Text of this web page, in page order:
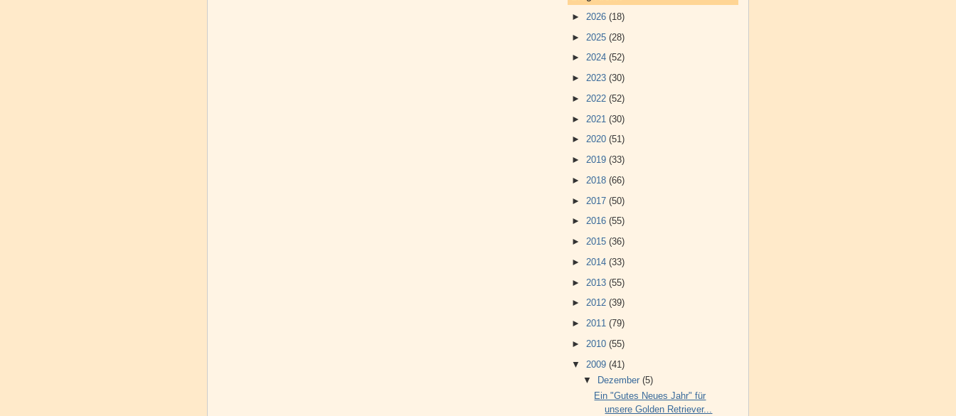
► 2026 (18)
► 2025 (28)
► 2024 (52)
► 2023 (30)
► 2022 (52)
► 2021 (30)
► 2020 (51)
► 2019 (33)
► 2018 (66)
► 2017 (50)
► 2016 (55)
► 2015 (36)
► 2014 (33)
► 2013 (55)
► 2012 (39)
► 2011 (79)
► 2010 (55)
▼ 2009 (41)
▼
Dezember (5)
Ein "Gutes Neues Jahr" für
unsere Golden Retriever...